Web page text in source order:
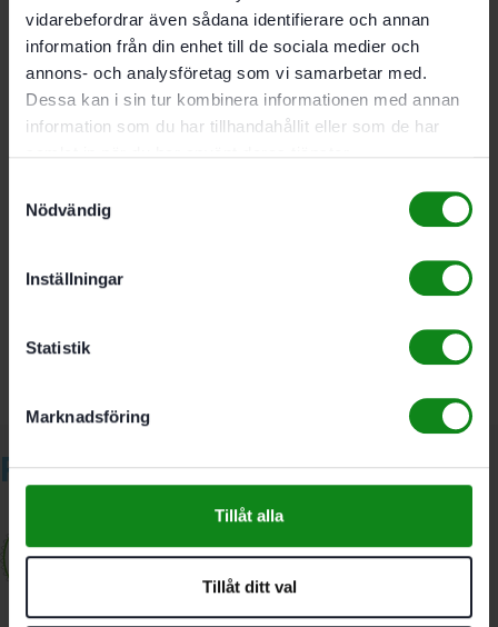
vidarebefordrar även sådana identifierare och annan
information från din enhet till de sociala medier och
annons- och analysföretag som vi samarbetar med.
Dessa kan i sin tur kombinera informationen med annan
information som du har tillhandahållit eller som de har
Nödvändig
Inställningar
Statistik
Marknadsföring
Tillåt alla
Tillåt ditt val
Förpackning 50 Antal; Förbindningsbeslag (8 mm
DOMINO brickhål) D8; Borrdiameter för bult med
eurogänga 5 mm; DOMINO fräsdjup för hyllplan 28
mm; Borrdiameter i hyllplan 15 mm; Skivans tjocklek
Bli först med att recensera ”Festool Hörnförbindning
för att skriva en recension.
Relaterade produkter